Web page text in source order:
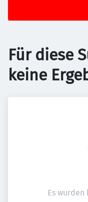
Für diese
keine
Es wurden